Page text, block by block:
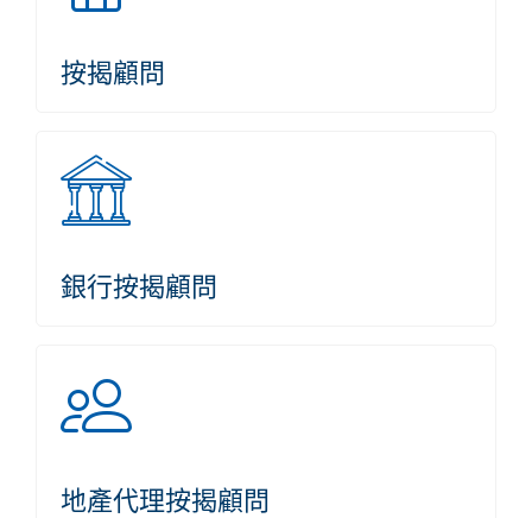
按揭顧問
銀行按揭顧問
地產代理按揭顧問